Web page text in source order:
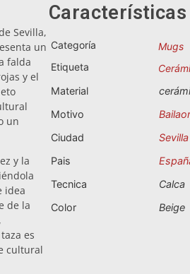
Sevilla,
un
falda
y el
un
y la
idea
de la
es
cultural
Características
Categoría
Mugs
Etiqueta
Material
Motivo
Ciudad
Sevilla
Pais
Tecnica
Calca
Color
Beige